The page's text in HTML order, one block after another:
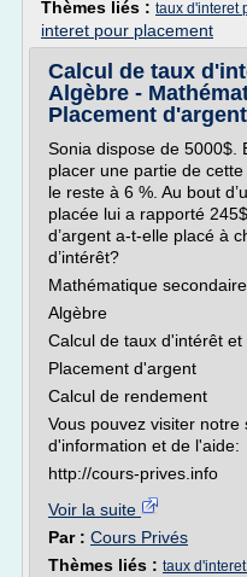
Thèmes liés : taux d'interet
interet pour placement
Calcul de taux
Algèbre -
Placement d'argent
Sonia dispose de 5000$.
placer une partie de
le reste à 6 %. Au bout
placée lui a rapporté
d’argent a-t-elle placé à
d’intérêt?
Mathématique secondaire
Algèbre
Calcul de taux d'intérêt et
Placement d'argent
Calcul de rendement
Vous pouvez visiter
d'information et de l'aide:
http://cours-prives.info
Voir la suite
Par : Cours Privés
Thèmes liés : taux